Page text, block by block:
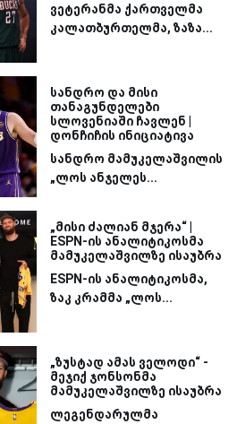
ვეტერანმა ქართველმა
კალათბურთელმა, ზაზა...
სანდრო და მისი
თანაგუნდელები
სლოვენიაში ჩავლენ |
დონჩიჩის ინიციატივა
სანდრო მამუკელაშვილის
„ლოს ანჯელეს...
„მისი ძალიან მჯერა“ |
ESPN-ის ანალიტიკოსმა
მამუკელაშვილზე ისაუბრა
ESPN-ის ანალიტიკოსმა,
ზაკ კრამმა „ლოს...
„ზუსტად ამას ველოდი“ -
მეჯიქ ჯონსონმა
მამუკელაშვილზე ისაუბრა
ლეგენდარულმა